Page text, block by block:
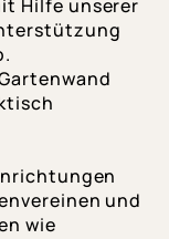
Hilfe unserer
und
wie